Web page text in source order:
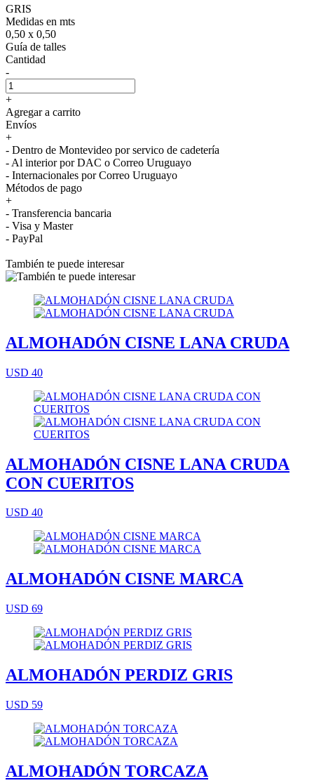
GRIS
Medidas en mts
0,50 x 0,50
Guía de talles
Cantidad
-
+
Agregar a carrito
Envíos
+
- Dentro de Montevideo por servico de cadetería
- Al interior por DAC o Correo Uruguayo
- Internacionales por Correo Uruguayo
Métodos de pago
+
- Transferencia bancaria
- Visa y Master
- PayPal
También te puede interesar
ALMOHADÓN CISNE LANA CRUDA
USD 40
ALMOHADÓN CISNE LANA CRUDA
CON CUERITOS
USD 40
ALMOHADÓN CISNE MARCA
USD 69
ALMOHADÓN PERDIZ GRIS
USD 59
ALMOHADÓN TORCAZA